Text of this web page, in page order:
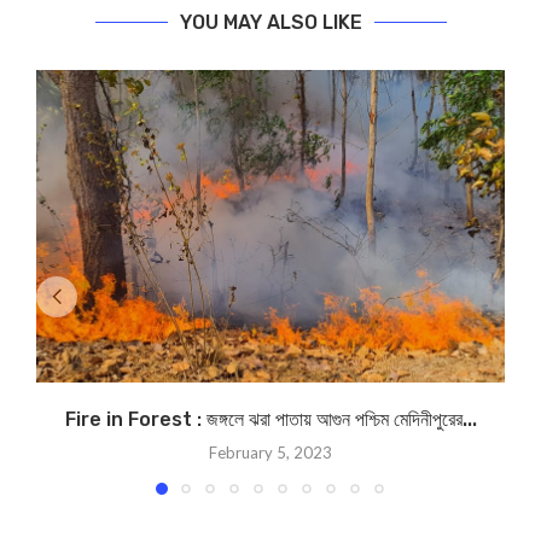
YOU MAY ALSO LIKE
Fire in Forest : জঙ্গলে ঝরা পাতায় আগুন পশ্চিম মেদিনীপুরের...
February 5, 2023